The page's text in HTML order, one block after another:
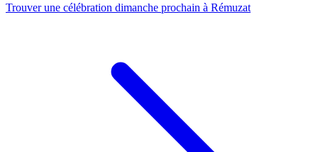
Trouver une célébration dimanche prochain à Rémuzat